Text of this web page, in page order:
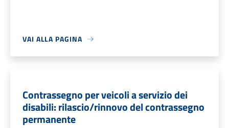
VAI ALLA PAGINA
Contrassegno per veicoli a servizio dei
disabili: rilascio/rinnovo del contrassegno
permanente